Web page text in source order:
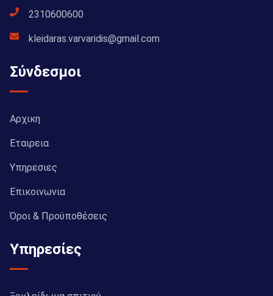
2310600600
kleidaras.varvaridis@gmail.com
Σύνδεσμοι
Αρχικη
Εταιρεια
Υπηρεσιες
Επικοινωνια
Όροι & Προϋποθέσεις
Υπηρεσίες